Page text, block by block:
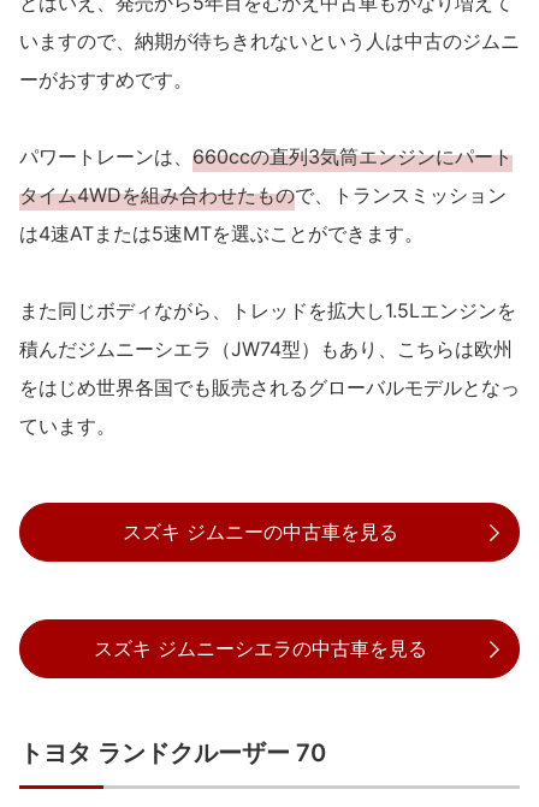
いますので、納期が待ちきれないという人は中古のジムニ
ーがおすすめです。
パワートレーンは、 660ccの直列3気筒エンジンにパート
タイム4WDを組み合わせたもので、トランスミッション
は4速ATまたは5速MTを選ぶことができます。
また同じボディながら、トレッドを拡大し1.5Lエンジンを
積んだジムニーシエラ（JW74型）もあり、こちらは欧州
をはじめ世界各国でも販売されるグローバルモデルとなっ
ています。
スズキ ジムニーの中古車を見る
スズキ ジムニーシエラの中古車を見る
トヨタ ランドクルーザー 70